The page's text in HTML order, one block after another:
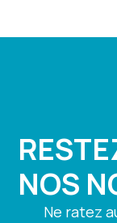
NOS
Ne ratez